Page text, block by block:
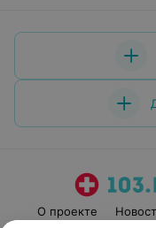
О проекте